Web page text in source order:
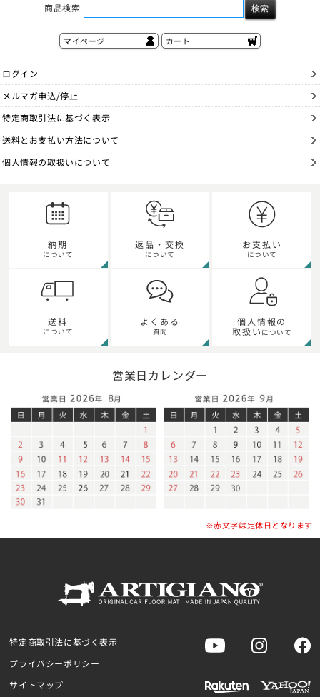
商品検索
マイページ カート
ログイン
メルマガ申込/停止
特定商取引法に基づく表示
送料とお支払い方法について
個人情報の取扱いについて
納期
について
返品・交換
について
お支払い
について
送料
について
よくある
質問
個人情報の
取扱い について
営業日カレンダー
※赤文字は定休日となります
特定商取引法に基づく表示
プライバシーポリシー
サイトマップ